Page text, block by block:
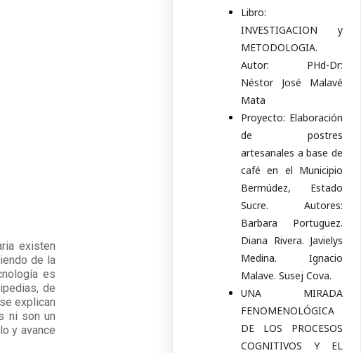
existen
de la
es
de
explican
ni son un
y avance
Libro:
INVESTIGACION y
METODOLOGIA.
Autor: PHd-Dr:
Néstor José Malavé
Mata
Proyecto: Elaboración
de postres
artesanales a base de
café en el Municipio
Bermúdez, Estado
Sucre. Autores:
Barbara Portuguez.
Diana Rivera. Javielys
Medina. Ignacio
Malave. Susej Cova.
UNA MIRADA
FENOMENOLÓGICA
DE LOS PROCESOS
COGNITIVOS Y EL